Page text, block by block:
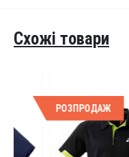
Схожі товари
РОЗПРОДАЖ